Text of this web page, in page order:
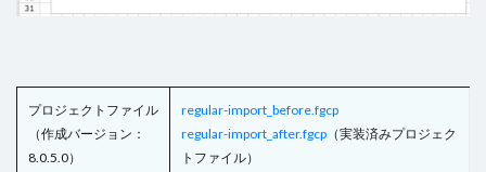
プロジェクトファイル
（作成バージョン：
8.0.5.0）
regular-import_before.fgcp
regular-import_after.fgcp （実装済みプロジェク
トファイル）
ヘッダー
ボタン マスターページ
メール送信
メッセージの表示
メニュー